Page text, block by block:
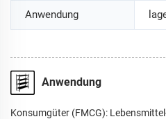
Anwendung
Anwendung
Konsumgüter (FMCG):